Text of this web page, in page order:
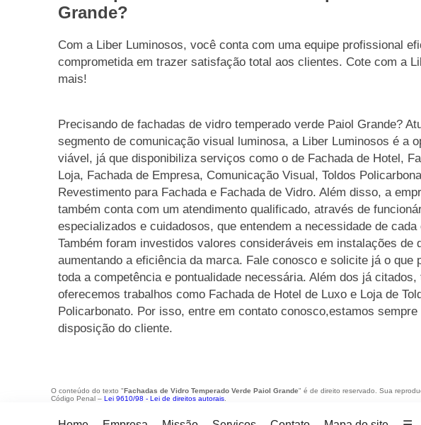
Grande?
Com a Liber Luminosos, você conta com uma equipe profissional
comprometida em trazer satisfação total aos clientes. Cote com a
mais!
Precisando de fachadas de vidro temperado verde Paiol Grande?
segmento de comunicação visual luminosa, a Liber Luminosos é a
viável, já que disponibiliza serviços como o de Fachada de Hotel,
Loja, Fachada de Empresa, Comunicação Visual, Toldos
Revestimento para Fachada e Fachada de Vidro. Além disso, a
também conta com um atendimento qualificado, através de
especializados e cuidadosos, que entendem a necessidade de cada
Também foram investidos valores consideráveis em instalações de
aumentando a eficiência da marca. Fale conosco e solicite já o que
toda a competência e pontualidade necessária. Além dos já citados,
oferecemos trabalhos como Fachada de Hotel de Luxo e Loja de
Policarbonato. Por isso, entre em contato conosco,estamos sempre
disposição do cliente.
O conteúdo do texto "Fachadas de Vidro Temperado Verde Paiol Grande" é de direito reservado. Sua
Código Penal – Lei 9610/98 - Lei de direitos autorais